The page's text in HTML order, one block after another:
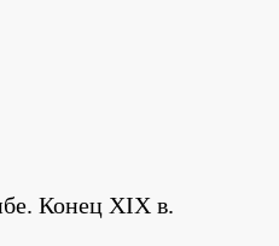
Конец XIX в.